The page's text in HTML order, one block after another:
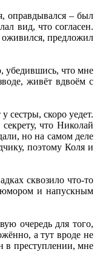
оправдывался – был
вид, что согласен.
предложил
убедившись, что мне
живёт вдвоём с
сестры, скоро уедет.
что Николай
но на самом деле
поэтому Коля и
сквозило что-то
юмором и напускным
очередь для того,
а тут вроде не
в преступлении, мне